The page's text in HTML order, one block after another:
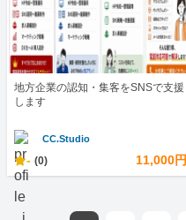
地方企業の認知・集客をSNSで支援
します
CC.Studio
- (0) 11,000円